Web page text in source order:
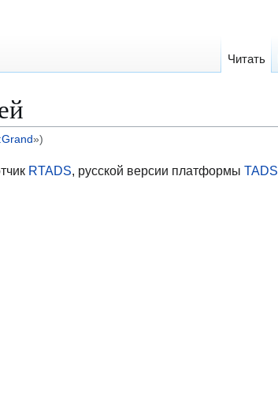
»)
RTADS, русской версии платформы TADS
Читать